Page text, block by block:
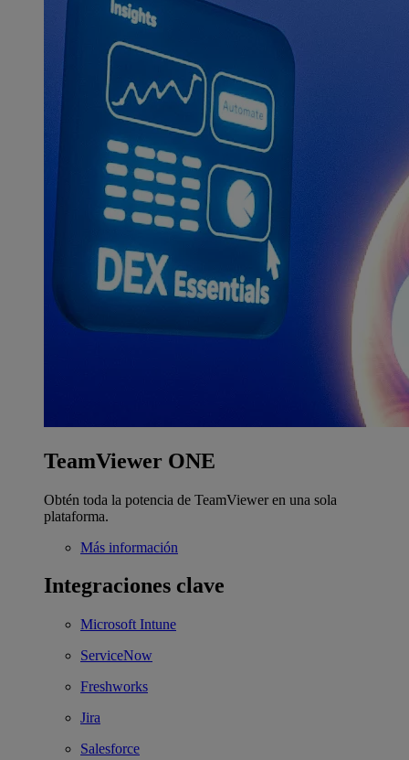
TeamViewer ONE
Obtén toda la potencia de TeamViewer en una sola
plataforma.
Más información
Integraciones clave
Microsoft Intune
ServiceNow
Freshworks
Jira
Salesforce